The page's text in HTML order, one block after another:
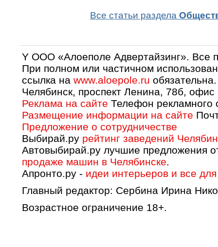
Все статьи раздела
Y OOO «Алоеполе Адвертайзинг».
При полном или частичном
ссылка на www.aloepole.ru обязательна.
Челябинск, проспект Ленина, 78б, офис
Реклама на сайте Телефон рекламного
Размещение информации на сайте
Предложение о сотрудничестве
Выбирай.ру рейтинг заведений
Автовыбирай.ру лучшие предложения
продаже машин в Челябинске.
Апронто.ру - идеи интерьеров и все
Главный редактор: Сербина Ирина
Возрастное ограничение 18+.